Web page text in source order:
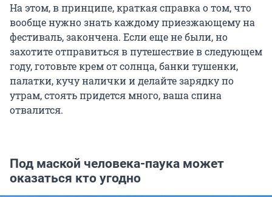
На этом, в принципе, краткая справка о том, что
вообще нужно знать каждому приезжающему на
фестиваль, закончена. Если еще не были, но
захотите отправиться в путешествие в следующем
году, готовьте крем от солнца, банки тушенки,
палатки, кучу налички и делайте зарядку по
утрам, стоять придется много, ваша спина
отвалится.
Под маской человека-паука может
оказаться кто угодно